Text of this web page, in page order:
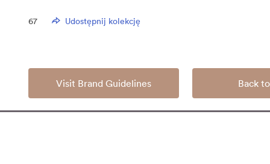
67 Udostępnij kolekcję
Visit Brand Guidelines Back